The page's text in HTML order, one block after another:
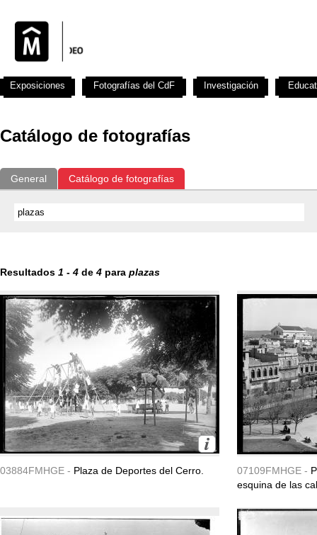
Catálogo de fotografías
General Catálogo de fotografías
Resultados 1 - 4 de 4 para plazas
03884FMHGE - Plaza de Deportes del Cerro. 07109FMHGE -
esquina de las
Exposiciones Fotografías del CdF Investigación